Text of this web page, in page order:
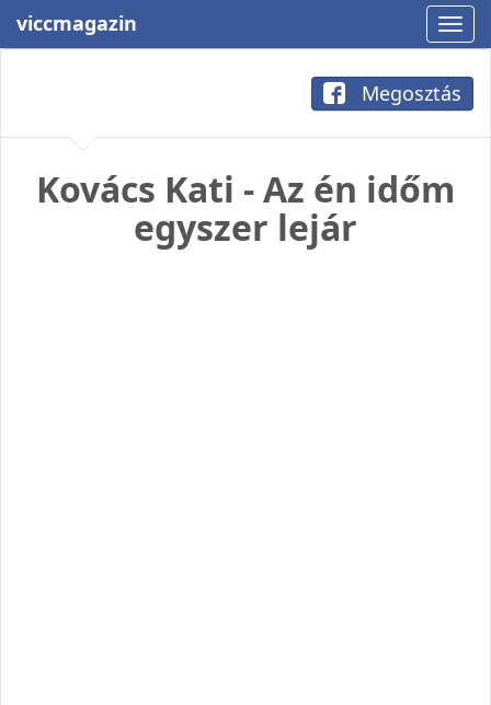
viccmagazin
Megosztás
Kovács Kati - Az én időm
egyszer lejár